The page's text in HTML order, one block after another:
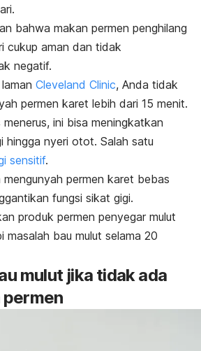
bahwa makan permen penghilang
cukup aman dan tidak
negatif.
Cleveland Clinic, Anda tidak
permen karet lebih dari 15 menit.
ini bisa meningkatkan
hingga nyeri otot. Salah satu
sensitif.
permen karet bebas
fungsi sikat gigi.
produk permen penyegar mulut
masalah bau mulut selama 20
mulut jika tidak ada